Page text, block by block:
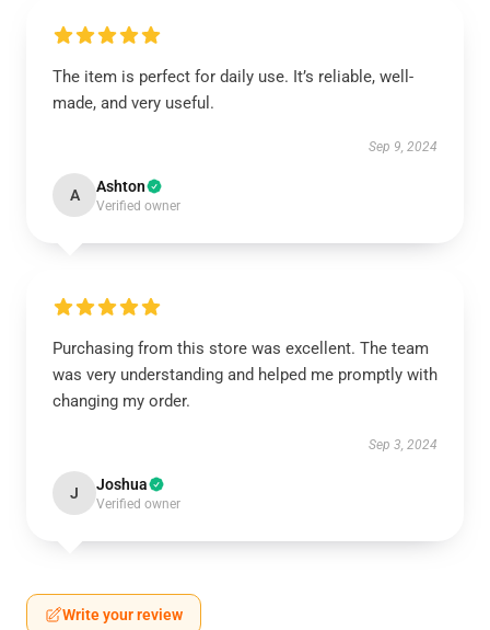
The item is perfect for daily use. It’s reliable, well-
made, and very useful.
Sep 9, 2024
A Ashton
Verified owner
Purchasing from this store was excellent. The team
was very understanding and helped me promptly with
changing my order.
Sep 3, 2024
J Joshua
Verified owner
Write your review